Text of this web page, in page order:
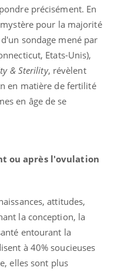
précisément. En
pour la majorité
sondage mené par
Etats-Unis),
& Sterility, révèlent
en matière de fertilité
en âge de se
ou après l'ovulation
attitudes,
la conception, la
entourant la
à 40% soucieuses
elles sont plus